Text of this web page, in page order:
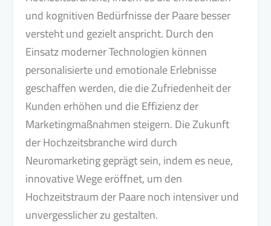
und kognitiven Bedürfnisse der Paare besser
versteht und gezielt anspricht. Durch den
Einsatz moderner Technologien können
personalisierte und emotionale Erlebnisse
geschaffen werden, die die Zufriedenheit der
Kunden erhöhen und die Effizienz der
Marketingmaßnahmen steigern. Die Zukunft
der Hochzeitsbranche wird durch
Neuromarketing geprägt sein, indem es neue,
innovative Wege eröffnet, um den
Hochzeitstraum der Paare noch intensiver und
unvergesslicher zu gestalten.